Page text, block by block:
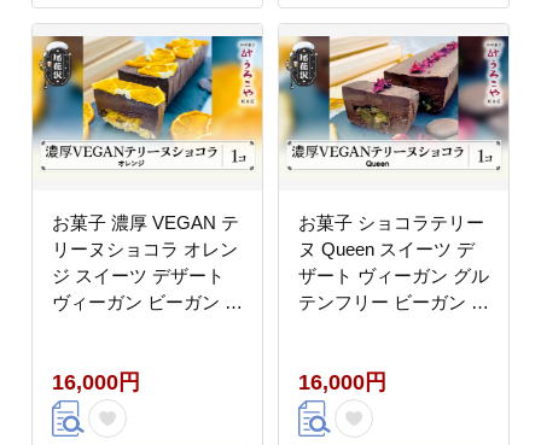
お菓子 濃厚 VEGAN テ
リーヌショコラ オレン
ジ スイーツ デザート
ヴィーガン ビーガン 洋
総本店 うろこや 総本店
送料無料 us-swcto
16,000円
お菓子 ショコラテリー
ヌ Queen スイーツ デ
ザート ヴィーガン グル
テンフリー ビーガン 洋
こや 総本店 送料無料
us-swctq
16,000円